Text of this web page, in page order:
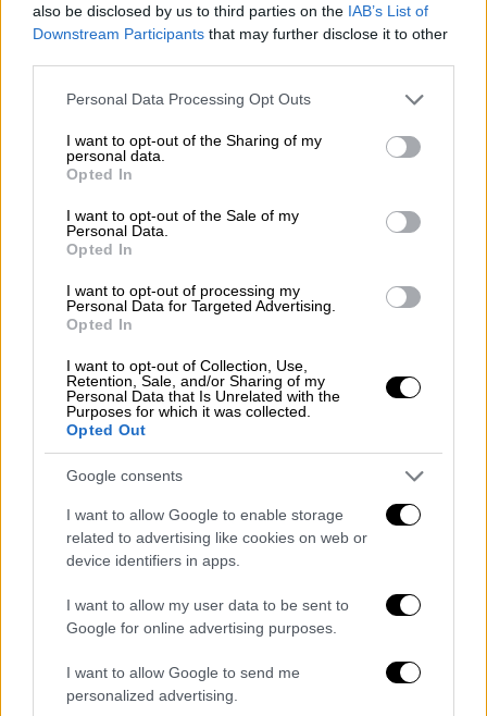
also be disclosed by us to third parties on the IAB’s List of
Downstream Participants that may further disclose it to other
Please note that this website/app uses one or more Google
not limited to your visit or usage behaviour. You may click to
grant or deny consent to Google and its third-party tags to
use your data for below specified purposes in below Google
consent section.
Personal Data Processing Opt Outs
I want to opt-out of the Sharing of my
personal data.
Opted In
I want to opt-out of the Sale of my
Personal Data.
Opted In
I want to opt-out of processing my
Personal Data for Targeted Advertising.
Opted In
I want to opt-out of Collection, Use,
Retention, Sale, and/or Sharing of my
Personal Data that Is Unrelated with the
Purposes for which it was collected.
Opted Out
Google consents
I want to allow Google to enable storage
related to advertising like cookies on web or
device identifiers in apps.
I want to allow my user data to be sent to
Google for online advertising purposes.
I want to allow Google to send me
personalized advertising.
06.08.2026 20:33
Ντύθηκε «Χάρος», ανέβηκε στην οροφή
νοσοκομείου και κοιτούσε επίμονα τους
Στο σημείο έσπευσαν τέσσερα περιπολικά
της αστυνομίας και πυροσβεστικό όχημα